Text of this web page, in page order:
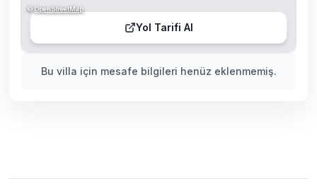
Bu villa için mesafe bilgileri henüz eklenmemiş.
Yol Tarifi Al
©OpenStreetMap